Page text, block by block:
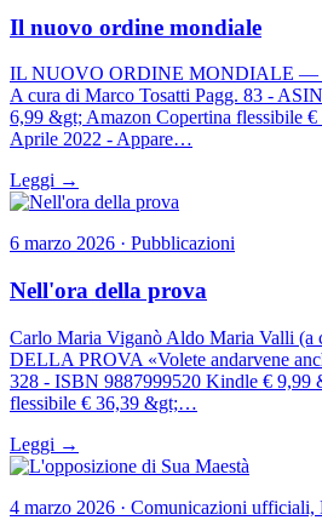
Il nuovo ordine mondiale
IL NUOVO ORDINE MONDIALE —
A cura di Marco Tosatti Pagg. 83 -
6,99 &gt; Amazon Copertina flessibile
Aprile 2022 - Appare…
Leggi →
6 marzo 2026 · Pubblicazioni
Nell'ora della prova
Carlo Maria Viganò Aldo Maria Valli
DELLA PROVA «Volete andarvene
328 - ISBN 9887999520 Kindle € 9,99
flessibile € 36,39 &gt;…
Leggi →
4 marzo 2026 · Comunicazioni ufficiali,